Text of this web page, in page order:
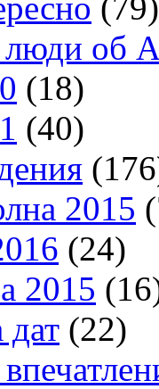
об
(18)
(40)
2015
(24)
2015
(22)